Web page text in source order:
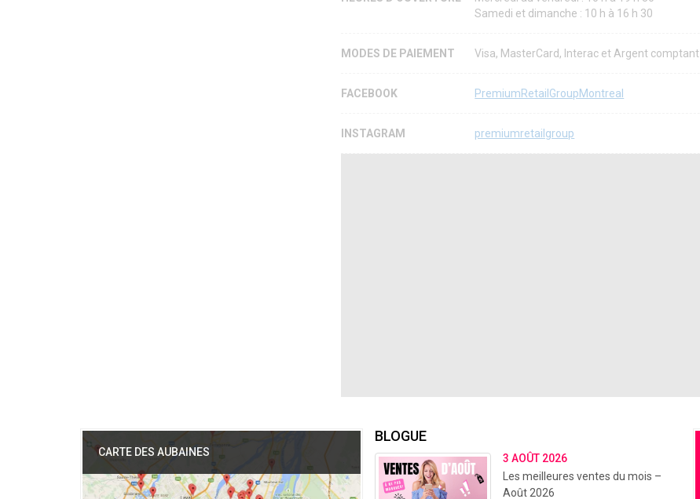
Samedi et dimanche : 10 h à 16 h 30
MODES DE PAIEMENT Visa, MasterCard, Interac et Argent comptant
FACEBOOK PremiumRetailGroupMontreal
INSTAGRAM premiumretailgroup
CARTE DES AUBAINES
BLOGUE
3 AOÛT 2026
Les meilleures ventes du mois –
Août 2026